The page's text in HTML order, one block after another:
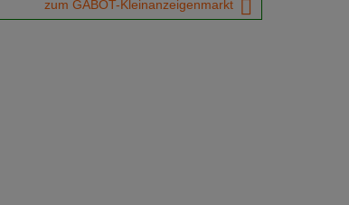
zum GABOT-Kleinanzeigenmarkt